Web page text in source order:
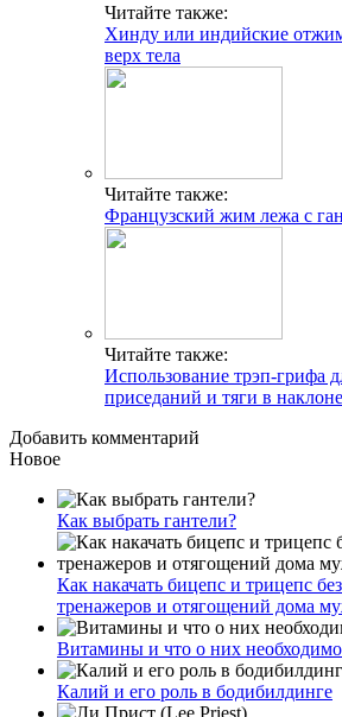
Читайте также:
Хинду или индийские
верх тела
Читайте также:
Французский жим лежа с
Читайте также:
Использование трэп-грифа
приседаний и тяги в наклоне
Добавить комментарий
Новое
Как выбрать гантели?
Как накачать бицепс и трицепс
тренажеров и отягощений дома
Витамины и что о них необходимо
Калий и его роль в бодибилдинге